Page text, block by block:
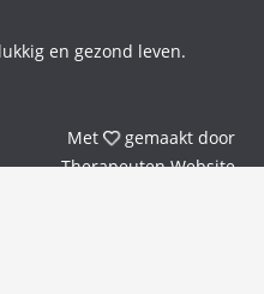
en gezond leven.
Met liefde
gemaakt door
TherapeutenWebsite